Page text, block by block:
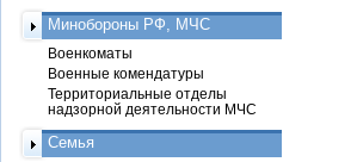
Минобороны РФ, МЧС
Военкоматы
Военные комендатуры
Территориальные отделы
надзорной деятельности МЧС
Семья